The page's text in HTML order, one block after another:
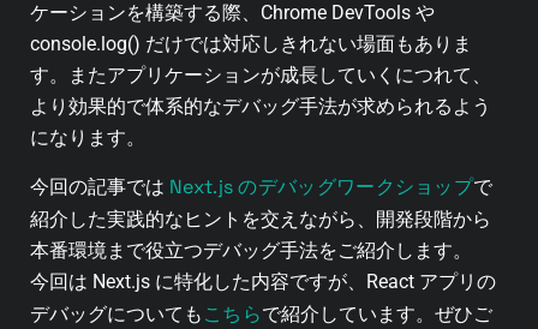
ケーションを構築する際、Chrome DevTools や
console.log() だけでは対応しきれない場面もありま
す。またアプリケーションが成長していくにつれて、
より効果的で体系的なデバッグ手法が求められるよう
になります。
今回の記事では Next.js のデバッグワークショップで
紹介した実践的なヒントを交えながら、開発段階から
本番環境まで役立つデバッグ手法をご紹介します。
今回は Next.js に特化した内容ですが、React アプリの
デバッグについても こちらで紹介しています。ぜひご